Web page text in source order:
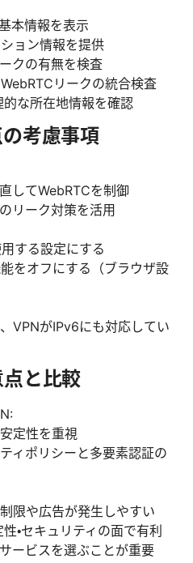
本情報を表示
ョン情報を提供
クの有無を検査
リークの統合検査
な所在地情報を確認
考慮事項
してWebRTCを制御
リーク対策を活用
する設定にする
をオフにする（ブラウザ設
VPNがIPv6にも対応してい
と比較
定性を重視
ィポリシーと多要素認証の
限や広告が発生しやすい
・セキュリティの面で有利
ービスを選ぶことが重要